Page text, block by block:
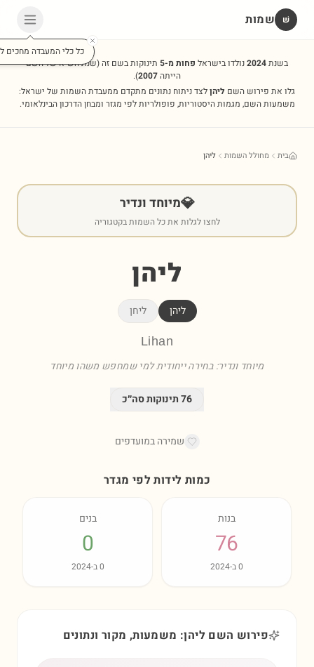
שׁ שמות
כל כלי המעבדה מחכים
בשנת2024נולדו בישראל פחות מ-5 תינוקות בשם זה(שנת השיא של השם
הייתה2007
).
גלו את פירוש השם ליהןלצד ניתוח נתונים מתקדם ממעבדת השמות של ישראל:
משמעות השם, מגמות היסטוריות, פופולריות לפי מגזר ומבחן הדרכון הבינלאומי.
בית מחולל השמות ליהן
💎מיוחד ונדיר
לחצו לגלות את כל השמות בקטגוריה
ליהן
ליהן ליחן
Lihan
מיוחד ונדיר: בחירה ייחודית למי שמחפש משהו מיוחד
76תינוקות סה״כ
שמירה במועדפים
כמות לידות לפי מגדר
בנות
76
0ב-2024
בנים
0
0ב-2024
פירוש השם ליהן: משמעות, מקור ונתונים